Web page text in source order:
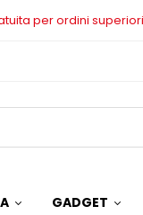
per ordini
GADGET